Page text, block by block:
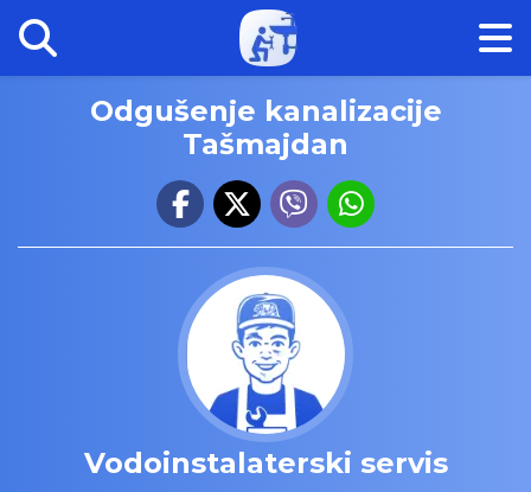
Odgušenje kanalizacije
Tašmajdan
Vodoinstalaterski servis